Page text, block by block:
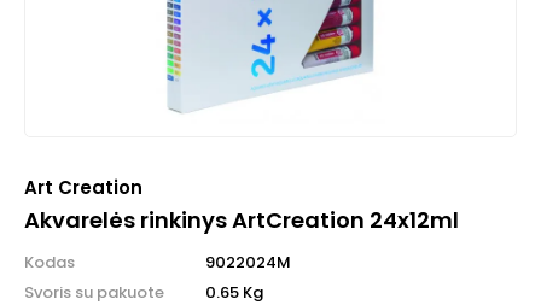
Art Creation
Akvarelės rinkinys ArtCreation 24x12ml
Kodas
Svoris su pakuote
9022024M
0.65 Kg